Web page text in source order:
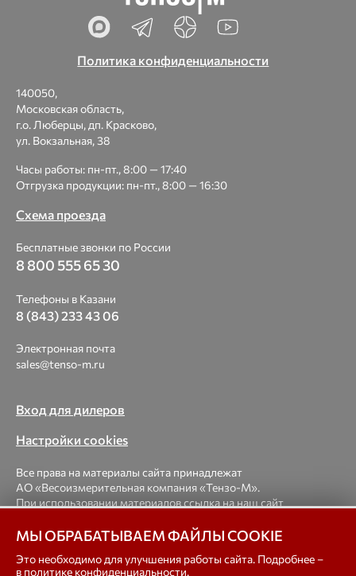
Политика конфиденциальности
140050,
Московская область,
г.о. Люберцы, дп. Красково,
ул. Вокзальная, 38
Часы работы: пн-пт., 8:00 — 17:40
Отгрузка продукции: пн-пт., 8:00 — 16:30
Схема проезда
Бесплатные звонки по России
8 800 555 65 30
Телефоны в Казани
8 (843) 233 43 06
Электронная почта
sales@tenso-m.ru
Вход для дилеров
Настройки cookies
Все права на материалы сайта принадлежат
АО «Весоизмерительная компания «Тензо-М».
При использовании материалов ссылка на наш сайт
© 1998-2026 Весоизмерительная компания «Тензо-М» —
платформенные, крановые, вагонные, бункерные,
МЫ ОБРАБАТЫВАЕМ ФАЙЛЫ COOKIE
Это необходимо для улучшения работы сайта. Подробнее –
в политике конфиденциальности.